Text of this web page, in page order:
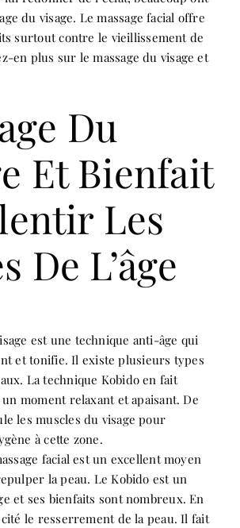
du visage. Le massage facial offre
surtout contre le vieillissement de
en plus sur le massage du visage et
Du
Et Bienfait
Les
De L’âge
est une technique anti-âge qui
et tonifie. Il existe plusieurs types
La technique Kobido en fait
moment relaxant et apaisant. De
les muscles du visage pour
à cette zone.
facial est un excellent moyen
la peau. Le Kobido est un
et ses bienfaits sont nombreux. En
le resserrement de la peau. Il fait